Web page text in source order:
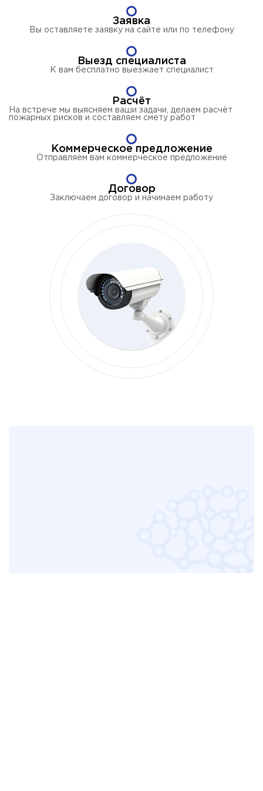
Заявка
Вы оставляете заявку на сайте или по телефону
Выезд специалиста
К вам бесплатно выезжает специалист
Расчёт
На встрече мы выясняем ваши задачи, делаем расчёт
пожарных рисков и составляем смету работ
Коммерческое предложение
Отправляем вам коммерческое предложение
Договор
Заключаем договор и начинаем работу